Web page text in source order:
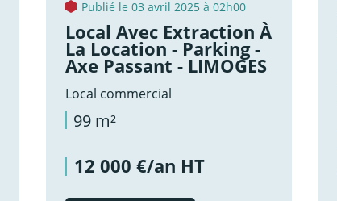
Publié le 03 avril 2025 à 02h00
Local Avec Extraction À
La Location - Parking -
Axe Passant - LIMOGES
Local commercial
99 m²
12 000 €/an HT